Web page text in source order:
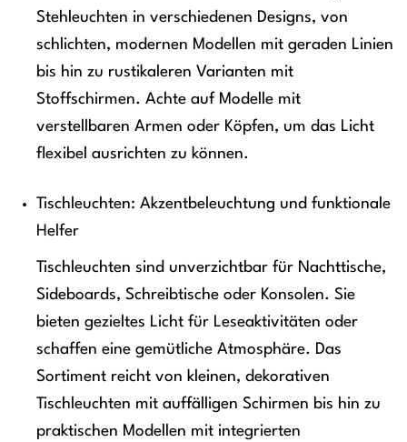
Stehleuchten in verschiedenen Designs, von
schlichten, modernen Modellen mit geraden Linien
bis hin zu rustikaleren Varianten mit
Stoffschirmen. Achte auf Modelle mit
verstellbaren Armen oder Köpfen, um das Licht
flexibel ausrichten zu können.
Tischleuchten: Akzentbeleuchtung und funktionale
Helfer
Tischleuchten sind unverzichtbar für Nachttische,
Sideboards, Schreibtische oder Konsolen. Sie
bieten gezieltes Licht für Leseaktivitäten oder
schaffen eine gemütliche Atmosphäre. Das
Sortiment reicht von kleinen, dekorativen
Tischleuchten mit auffälligen Schirmen bis hin zu
praktischen Modellen mit integrierten